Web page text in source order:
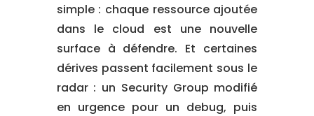
simple : chaque ressource ajoutée
dans le cloud est une nouvelle
surface à défendre. Et certaines
dérives passent facilement sous le
radar : un Security Group modifié
en urgence pour un debug, puis